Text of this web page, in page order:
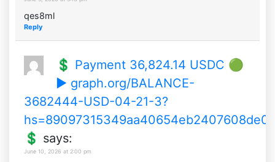
qes8ml
Reply
💲 Payment 36,824.14 USDC 🟢
▶ graph.org/BALANCE-
3682444-USD-04-21-3?
💲 says:
June 10, 2026 at 2:00 pm